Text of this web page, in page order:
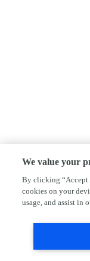
We value your
By clicking “Accept
cookies on your
usage, and assist in